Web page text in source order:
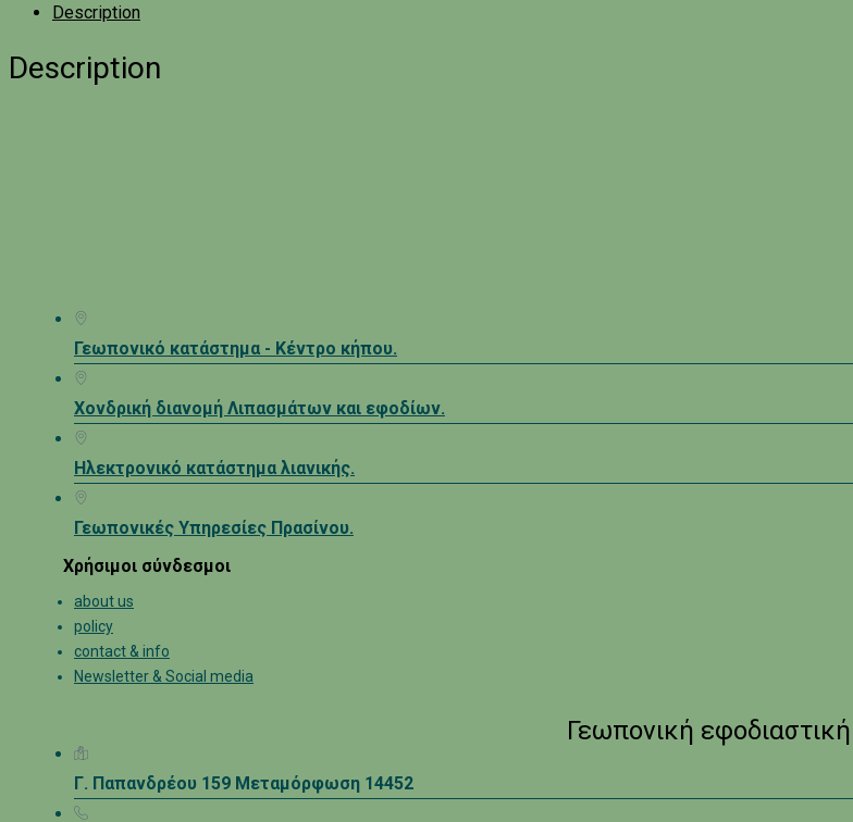
Description
Description
Γεωπονικό κατάστημα - Κέντρο κήπου.
Χονδρική διανομή Λιπασμάτων και εφοδίων.
Ηλεκτρονικό κατάστημα λιανικής.
Γεωπονικές Υπηρεσίες Πρασίνου.
Χρήσιμοι σύνδεσμοι
about us
policy
contact & info
Newsletter & Social media
Γεωπονική
Γ. Παπανδρέου 159 Μεταμόρφωση 14452